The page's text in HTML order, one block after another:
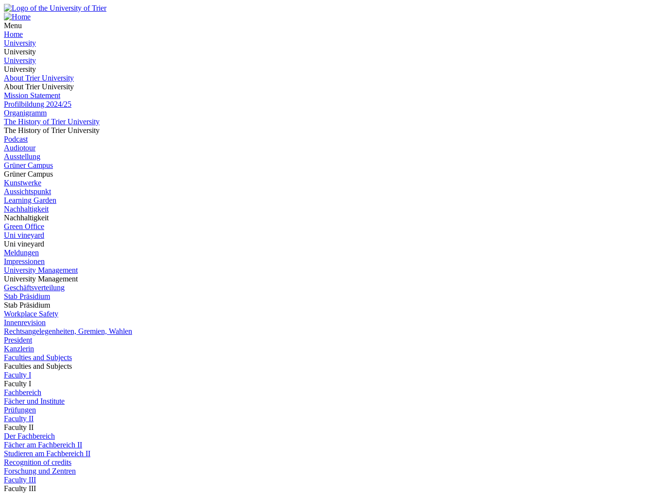
Menu
Home
University
University
University
University
About Trier University
About Trier University
Mission Statement
Profilbildung 2024/25
Organigramm
The History of Trier University
The History of Trier University
Podcast
Audiotour
Ausstellung
Grüner Campus
Grüner Campus
Kunstwerke
Aussichtspunkt
Learning Garden
Nachhaltigkeit
Nachhaltigkeit
Green Office
Uni vineyard
Uni vineyard
Meldungen
Impressionen
University Management
University Management
Geschäftsverteilung
Stab Präsidium
Stab Präsidium
Workplace Safety
Innenrevision
Rechtsangelegenheiten, Gremien, Wahlen
President
Kanzlerin
Faculties and Subjects
Faculties and Subjects
Faculty I
Faculty I
Fachbereich
Fächer und Institute
Prüfungen
Faculty II
Faculty II
Der Fachbereich
Fächer am Fachbereich II
Studieren am Fachbereich II
Recognition of credits
Forschung und Zentren
Faculty III
Faculty III